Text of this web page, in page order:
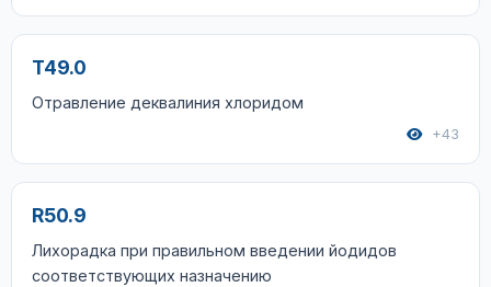
T49.0
Отравление деквалиния хлоридом
+43
R50.9
Лихорадка при правильном введении йодидов
соответствующих назначению